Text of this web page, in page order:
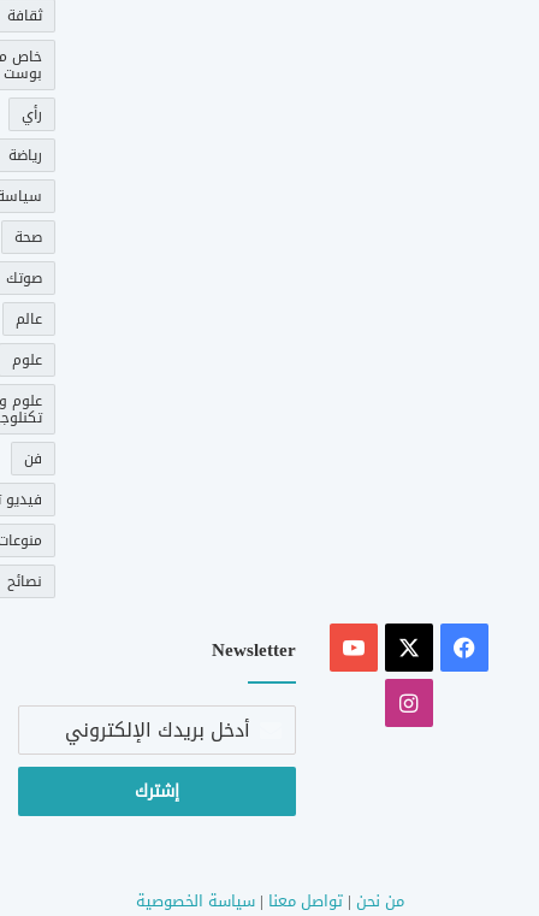
ثقافة
خاص
بوست
رأي
رياضة
صحة
عالم
علوم
علوم و
فن
فيديو
نصائح
فيسبوك
‫YouTube
انستقرام
Newsletter
أدخل
الإلكتروني
من نحن |تواصل معنا |سياسة الخصوصية